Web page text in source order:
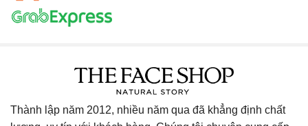
Thành lập năm 2012, nhiều năm qua đã khẳng định chất